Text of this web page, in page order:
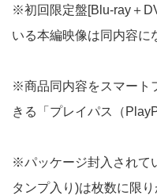
※初回限定盤[Blu-ray＋
いる本編映像は同内容に
※商品同内容をスマート
きる「プレイパス（
※パッケージ封入されて
タンプ入り)は枚数に限